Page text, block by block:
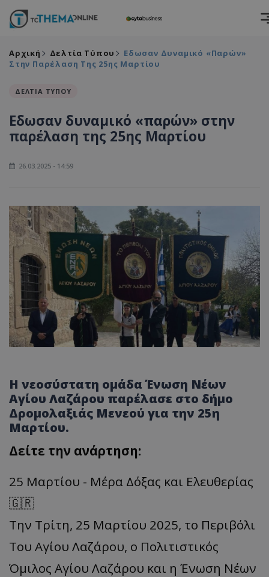
Αρχική Δελτία Τύπου
Εδωσαν Δυναμικό «παρών»
Στην Παρέλαση Της 25ης Μαρτίου
ΔΕΛΤΙΑ ΤΥΠΟΥ
Εδωσαν δυναμικό «παρών» στην
παρέλαση της 25ης Μαρτίου
26.03.2025 - 14:59
Η νεοσύστατη ομάδα Ένωση Νέων
Αγίου Λαζάρου παρέλασε στο δήμο
Δρομολαξιάς Μενεού για την 25η
Μαρτίου.
Δείτε την ανάρτηση:
25 Μαρτίου - Μέρα Δόξας και Ελευθερίας
🇬🇷
Την Τρίτη, 25 Μαρτίου 2025, το Περιβόλι
Του Αγίου Λαζάρου, ο Πολιτιστικός
Όμιλος Αγίου Λαζάρου και η Ένωση Νέων